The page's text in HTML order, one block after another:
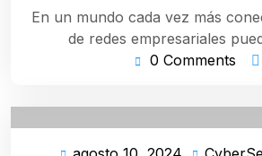
En un mundo cada vez más
de redes empresariales
0 Comments